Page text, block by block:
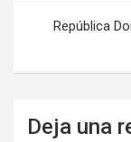
entradas
República
Deja una